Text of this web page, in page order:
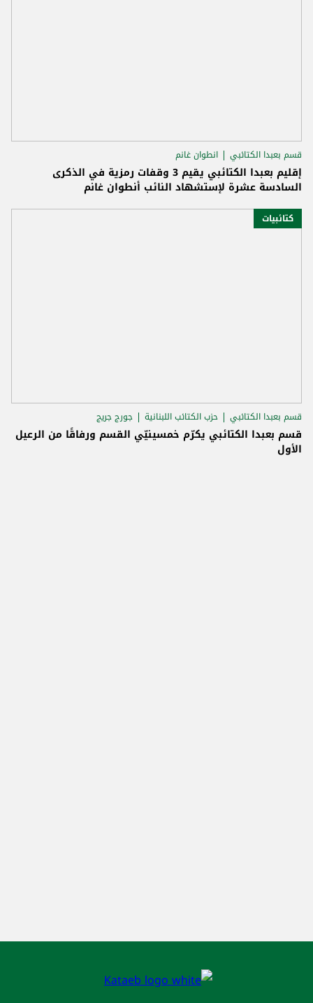
قسم بعبدا الكتائبي انطوان غانم
إقليم بعبدا الكتائبي يقيم 3 وقفات رمزية في الذكرى
السادسة عشرة لإستشهاد النائب أنطوان غانم
كتائبيات
قسم بعبدا الكتائبي حزب الكتائب اللبنانية جورج جريج
قسم بعبدا الكتائبي يكرّم خمسينيّي القسم ورفاقًا من الرعيل
الأول